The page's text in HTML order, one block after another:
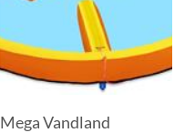
Mega Vandland